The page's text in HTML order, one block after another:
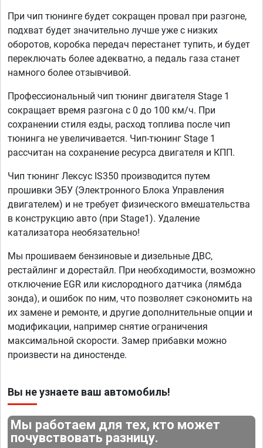
При чип тюнинге будет сокращен провал при разгоне,
подхват будет значительно лучше уже с низких
оборотов, коробка передач перестанет тупить, и будет
переключать более адекватно, а педаль газа станет
намного более отзывчивой.
Профессиональный чип тюнинг двигателя Stage 1
сокращает время разгона с 0 до 100 км/ч. При
сохранении стиля езды, расход топлива после чип
тюнинга не увеличивается. Чип-тюнинг Stage 1
рассчитан на сохранение ресурса двигателя и КПП.
Чип тюнинг Лексус IS350 производится путем
прошивки ЭБУ (Электронного Блока Управления
двигателем) и не требует физического вмешательства
в конструкцию авто (при Stage1). Удаление
катализатора необязательно!
Мы прошиваем бензиновые и дизельные ДВС,
рестайлинг и дорестайл. При необходимости, возможно
отключение EGR или кислородного датчика (лямбда
зонда), и ошибок по ним, что позволяет сэкономить на
их замене и ремонте, и другие дополнительные опции и
модификации, например снятие ограничения
максимальной скорости. Замер прибавки можно
произвести на диностенде.
Вы не узнаете ваш автомобиль!
Мы работаем для тех, кто может
почувствовать разницу.